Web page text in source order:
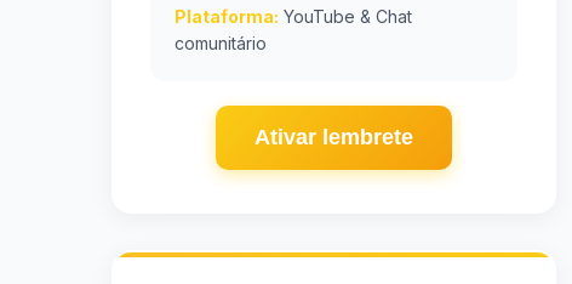
Plataforma: YouTube & Chat
comunitário
Ativar lembrete